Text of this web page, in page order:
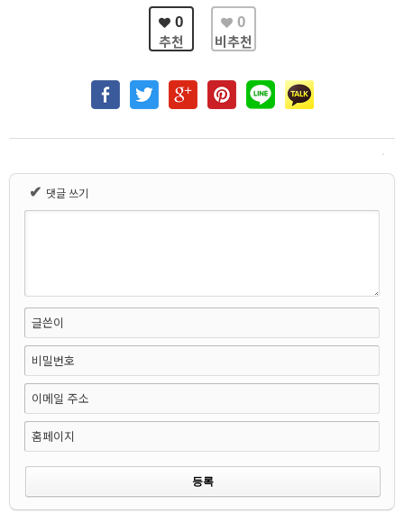
0
추천
0
비추천
✔ 댓글 쓰기
글쓴이
비밀번호
이메일 주소
홈페이지